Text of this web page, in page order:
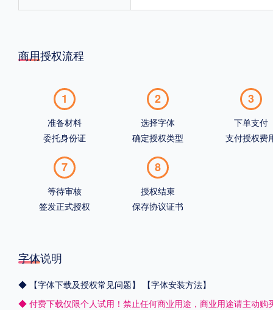
商用授权流程
1
准备材料
委托身份证
2
选择字体
确定授权类型
3
下单支付
支付授权费
7
等待审核
签发正式授权
8
授权结束
保存协议证书
字体说明
◆ 【字体下载及授权常见问题】
【字体安装方法】
◆ 付费下载仅限个人试用！禁止任何商业用途，商业用途请主动购